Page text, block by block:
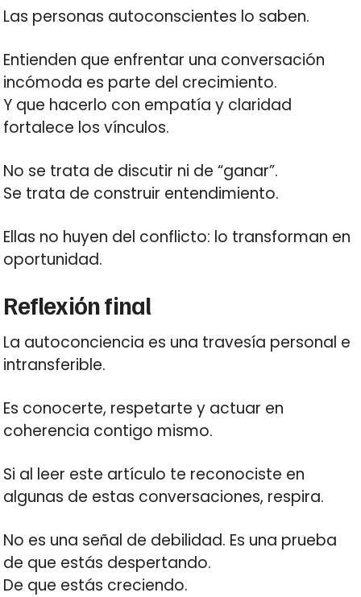
Las personas autoconscientes lo saben.
Entienden que enfrentar una conversación
incómoda es parte del crecimiento.
Y que hacerlo con empatía y claridad
fortalece los vínculos.
No se trata de discutir ni de “ganar”.
Se trata de construir entendimiento.
Ellas no huyen del conflicto: lo transforman en
oportunidad.
Reflexión final
La autoconciencia es una travesía personal e
intransferible.
Es conocerte, respetarte y actuar en
coherencia contigo mismo.
Si al leer este artículo te reconociste en
algunas de estas conversaciones, respira.
No es una señal de debilidad. Es una prueba
de que estás despertando.
De que estás creciendo.